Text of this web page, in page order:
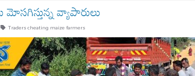
వ్యాపారులు
Traders cheating maize farmers